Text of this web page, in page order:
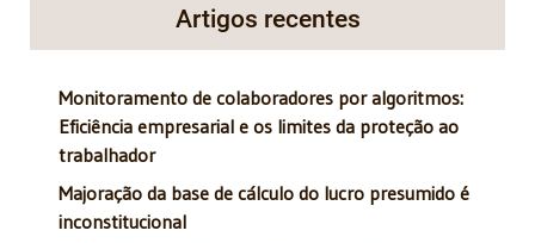
Artigos recentes
Monitoramento de colaboradores por algoritmos:
Eficiência empresarial e os limites da proteção ao
trabalhador
Majoração da base de cálculo do lucro presumido é
inconstitucional